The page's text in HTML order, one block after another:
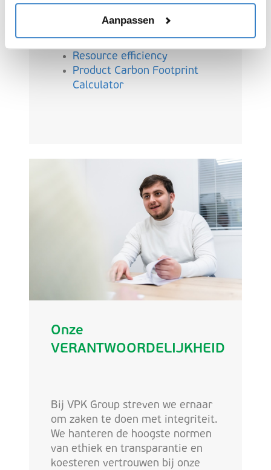
Aanpassen
Circulariteit
Climate action
Resource efficiency
Product Carbon Footprint
Calculator
Onze
VERANTWOORDELIJKHEID
Bij VPK Group streven we ernaar
om zaken te doen met integriteit.
We hanteren de hoogste normen
van ethiek en transparantie en
koesteren vertrouwen bij onze